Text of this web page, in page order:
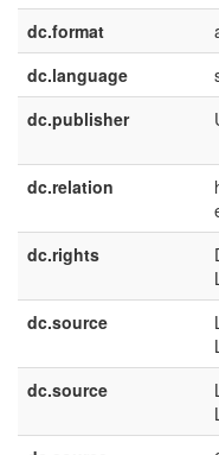
dc.format
dc.language
dc.publisher
dc.relation
dc.rights
dc.source
dc.source